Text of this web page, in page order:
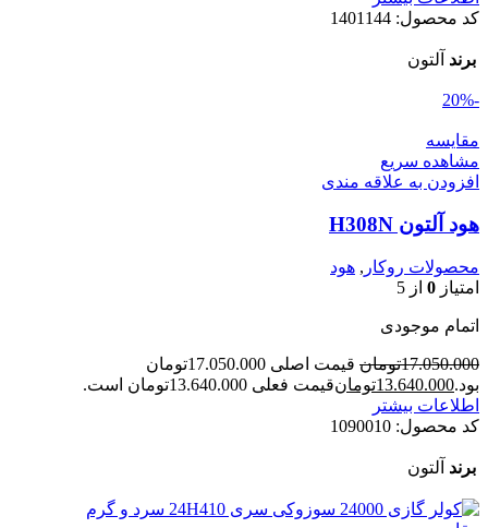
کد محصول: 1401144
برند آلتون
-20%
مقایسه
مشاهده سریع
افزودن به علاقه مندی
هود آلتون H308N
محصولات روکار , هود
امتیاز 0 از 5
اتمام موجودی
17.050.000تومان
قیمت اصلی 17.050.000تومان
بود.13.640.000تومانقیمت فعلی 13.640.000تومان است.
اطلاعات بیشتر
کد محصول: 1090010
برند آلتون